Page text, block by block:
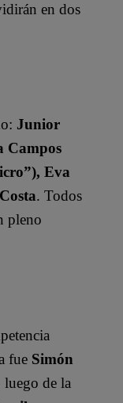
en dos
Junior
Campos
Eva
. Todos
pleno
fue Simón
luego de la